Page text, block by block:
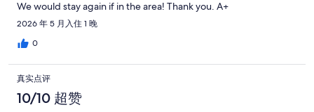
We would stay again if in the area! Thank you. A+
2026 年 5 月入住 1 晚
0
真实点评
10/10 超赞